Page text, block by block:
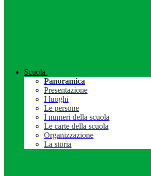
Scuola
Panoramica
Presentazione
I luoghi
Le persone
I numeri della scuola
Le carte della scuola
Organizzazione
La storia